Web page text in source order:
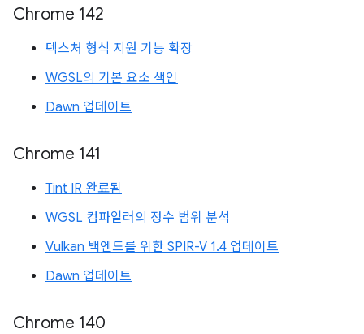
Chrome 142
텍스처 형식 지원 기능 확장
WGSL의 기본 요소 색인
Dawn 업데이트
Chrome 141
Tint IR 완료됨
WGSL 컴파일러의 정수 범위 분석
Vulkan 백엔드를 위한 SPIR-V 1.4 업데이트
Dawn 업데이트
Chrome 140